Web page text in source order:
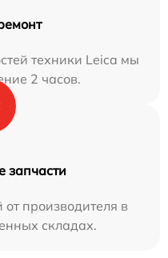
техники Leica мы
2 часов.
запчасти
производителя в
складах.